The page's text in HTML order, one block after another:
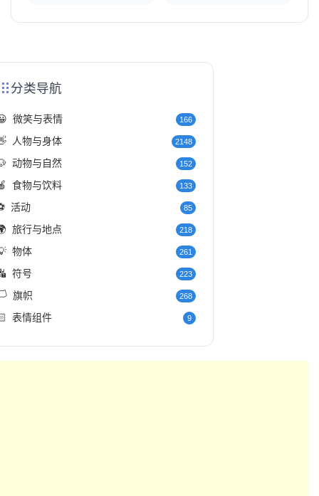
分类导航
微笑与表情 166
人物与身体 2148
动物与自然 152
食物与饮料 133
活动 85
旅行与地点 218
物体 261
符号 223
旗帜 268
表情组件 9